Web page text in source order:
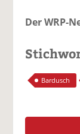
Der WRP-
Bardusch